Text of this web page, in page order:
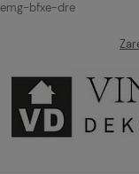
emg-bfxe-dre